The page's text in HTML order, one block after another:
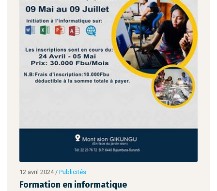
12 avril 2024/ Publicités
Formation en informatique